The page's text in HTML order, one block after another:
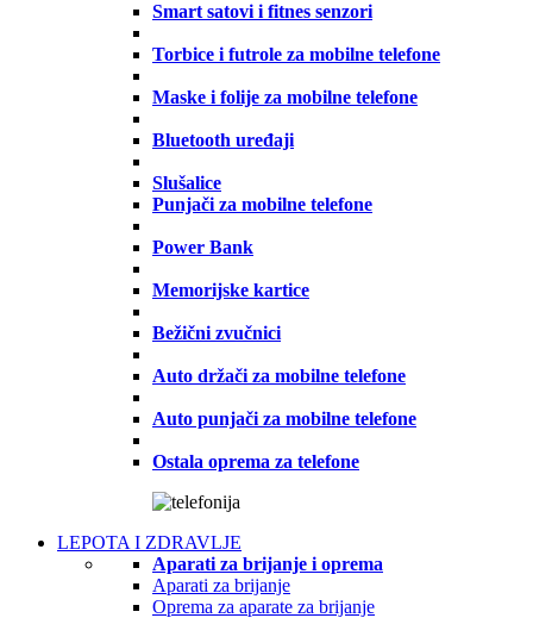
Smart satovi i fitnes senzori
Torbice i futrole za mobilne telefone
Maske i folije za mobilne telefone
Bluetooth uređaji
Slušalice
Punjači za mobilne telefone
Power Bank
Memorijske kartice
Bežični zvučnici
Auto držači za mobilne telefone
Auto punjači za mobilne telefone
Ostala oprema za telefone
LEPOTA I ZDRAVLJE
Aparati za brijanje i oprema
Aparati za brijanje
Oprema za aparate za brijanje